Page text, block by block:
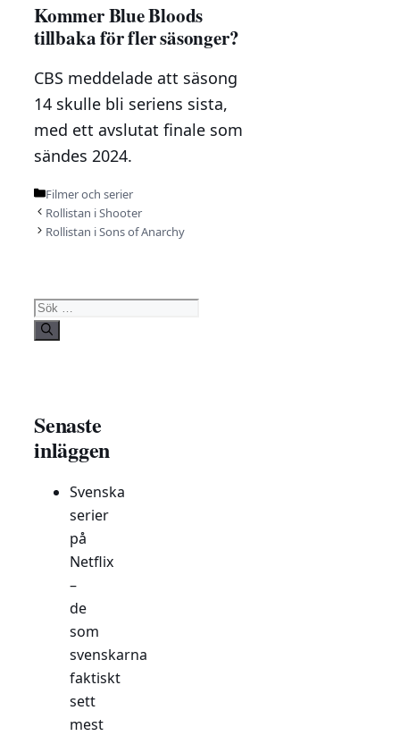
Kommer Blue Bloods
tillbaka för fler säsonger?
CBS meddelade att säsong
14 skulle bli seriens sista,
med ett avslutat finale som
sändes 2024.
Kategorier
Filmer och serier
Rollistan i Shooter
Rollistan i Sons of Anarchy
Sök
efter:
Senaste
inläggen
Svenska
serier
på
Netflix
–
de
som
svenskarna
faktiskt
sett
mest